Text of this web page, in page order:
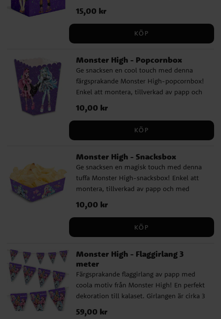
göra kalaset oförglömligt. Enkel att vika
ihop, tillverkad av papp och har måtten 20
x 16 cm. Säljs styckvis.
Pris:15,00 kr
15,00 kr
KÖP
Monster High - Popcornbox
Ge snacksen en cool touch med denna
färgsprakande Monster High-popcornbox!
Enkel att montera, tillverkad av papp och
med måtten 12 x 5 cm. Perfekt för popcorn
på kalaset. Säljs styckvis.
Pris:10,00 kr
10,00 kr
KÖP
Monster High - Snacksbox
Ge snacksen en magisk touch med denna
tuffa Monster High-snacksbox! Enkel att
montera, tillverkad av papp och med
måtten 15 x 11 x 6 cm. Perfekt för godsaker
på ett härligt kalas. Säljs styckvis.
Pris:10,00 kr
10,00 kr
KÖP
Monster High - Flaggirlang 3
meter
Färgsprakande flaggirlang av papp med
coola motiv från Monster High! En perfekt
dekoration till kalaset. Girlangen är cirka 3
meter lång och varje vimpel är cirka 24,5
Pris:59,00 kr
59,00 kr